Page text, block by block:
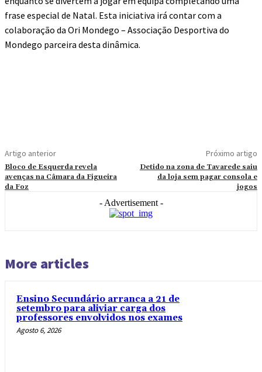
frase especial de Natal. Esta iniciativa irá contar com a
colaboração da Ori Mondego – Associação Desportiva do
Mondego parceira desta dinâmica.
Artigo anterior
Bloco de Esquerda revela
avenças na Câmara da Figueira
da Foz
Próximo artigo
Detido na zona de Tavarede saiu
da loja sem pagar consola e
jogos
- Advertisement -
More articles
Ensino Secundário arranca a 21 de
setembro para aliviar carga dos
professores envolvidos nos exames
Agosto 6, 2026